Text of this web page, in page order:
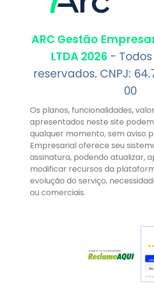
ARC Gestão
LTDA 2026 -
reservados. CNPJ:
00
Os planos, funcionalidades,
apresentados neste site
qualquer momento, sem aviso
Empresarial oferece seu
assinatura, podendo atualizar,
modificar recursos da
evolução do serviço,
ou comerciais.